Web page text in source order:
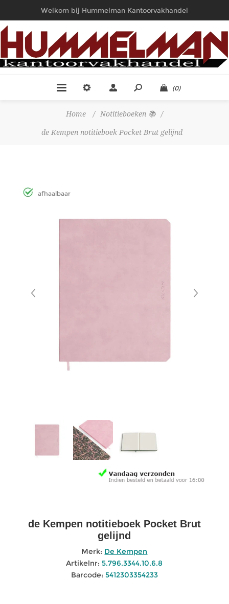
Welkom bij Hummelman Kantoorvakhandel
(0)
Home / Notitieboeken 📚 /
de Kempen notitieboek Pocket Brut gelijnd
afhaalbaar
de Kempen notitieboek Pocket Brut
gelijnd
Merk: De Kempen
Artikelnr: 5.796.3344.10.6.8
Barcode: 5412303354233